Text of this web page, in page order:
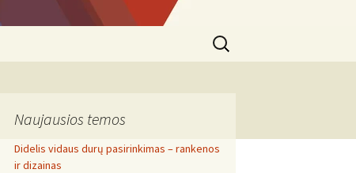
Search
for:
Naujausios temos
Didelis vidaus durų pasirinkimas – rankenos
ir dizainas